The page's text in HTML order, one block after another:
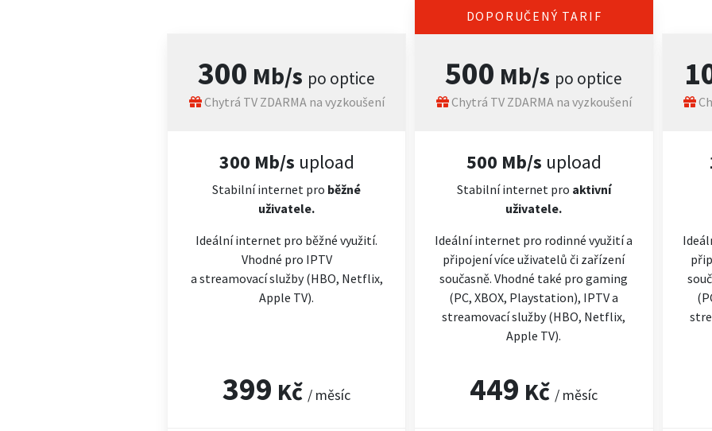
300 Mb/s po optice
Chytrá TV ZDARMA na vyzkoušení
300 Mb/s upload
Stabilní internet pro běžné
uživatele.
Ideální internet pro běžné využití.
Vhodné pro IPTV
a streamovací služby (HBO, Netflix,
Apple TV).
399 Kč / měsíc
DOPORUČENÝ TARIF
500 Mb/s po optice
Chytrá TV ZDARMA na vyzkoušení
500 Mb/s upload
Stabilní internet pro aktivní
uživatele.
Ideální internet pro rodinné využití a
připojení více uživatelů či zařízení
současně. Vhodné také pro gaming
(PC, XBOX, Playstation), IPTV a
streamovací služby (HBO, Netflix,
Apple TV).
449 Kč / měsíc